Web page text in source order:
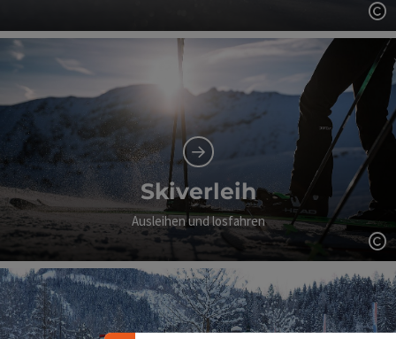
Skiverleih
Ausleihen und losfahren